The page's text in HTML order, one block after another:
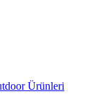
Ürünleri